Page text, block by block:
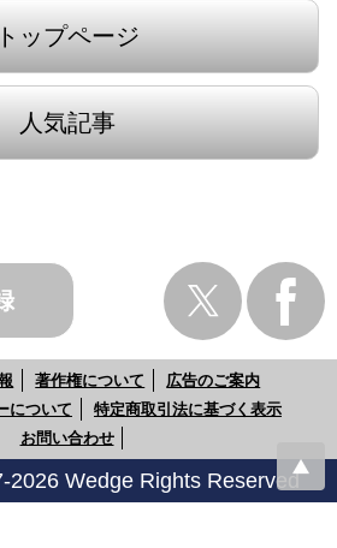
トップページ
人気記事
著作権について
広告のご案内
について
特定商取引法に基づく表示
お問い合わせ
2026 Wedge Rights Reserved